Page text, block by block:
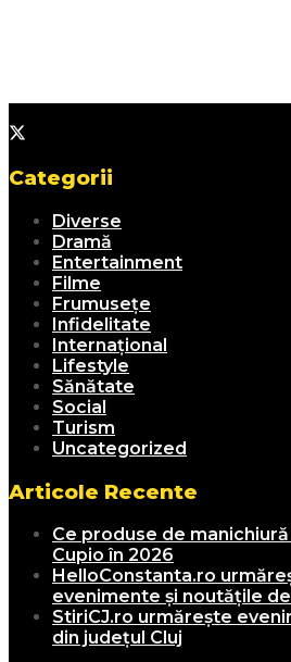
Categorii
Diverse
Dramă
Entertainment
Filme
Frumusețe
Infidelitate
Internațional
Lifestyle
Sănătate
Social
Turism
Uncategorized
Articole Recente
Ce produse de
Cupio în 2026
HelloConstanta.ro
evenimente și noutățile
StiriCJ.ro urmărește
din județul Cluj